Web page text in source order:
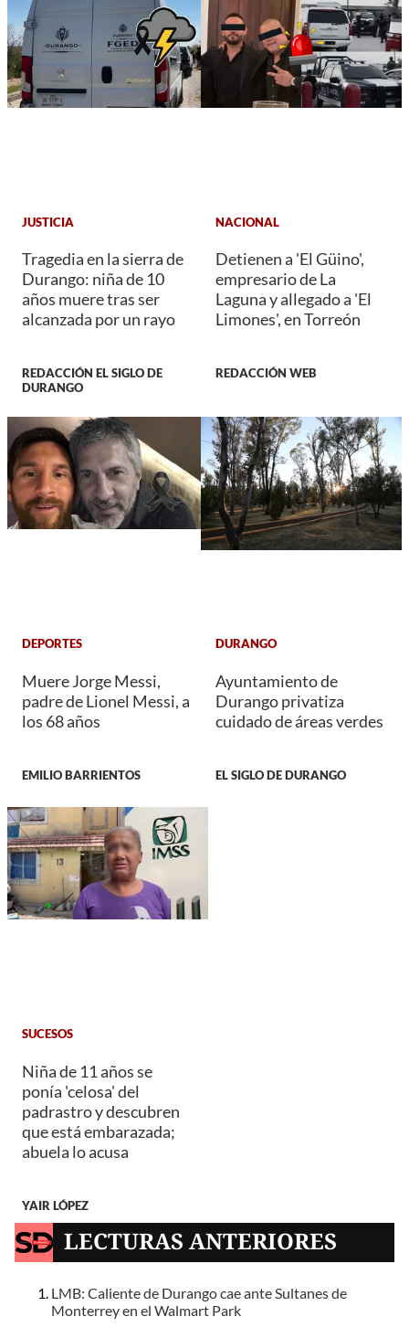
JUSTICIA
Tragedia en la sierra de
Durango: niña de 10
años muere tras ser
alcanzada por un rayo
REDACCIÓN EL SIGLO DE
DURANGO
NACIONAL
Detienen a 'El Güino',
empresario de La
Laguna y allegado a 'El
Limones', en Torreón
REDACCIÓN WEB
DEPORTES
Muere Jorge Messi,
padre de Lionel Messi, a
los 68 años
EMILIO BARRIENTOS
DURANGO
Ayuntamiento de
Durango privatiza
cuidado de áreas verdes
EL SIGLO DE DURANGO
SUCESOS
Niña de 11 años se
ponía 'celosa' del
padrastro y descubren
que está embarazada;
abuela lo acusa
YAIR LÓPEZ
LECTURAS ANTERIORES
LMB: Caliente de Durango cae ante Sultanes de
Monterrey en el Walmart Park